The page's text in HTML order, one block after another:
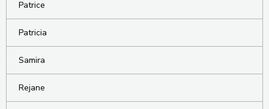
Patrice
Patricia
Samira
Rejane